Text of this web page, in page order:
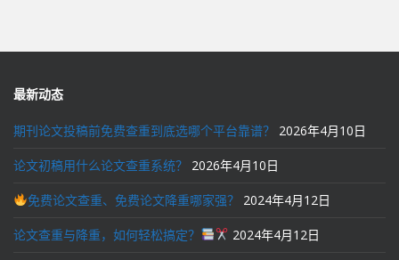
最新动态
期刊论文投稿前免费查重到底选哪个平台靠谱？ 2026年4月10日
论文初稿用什么论文查重系统？ 2026年4月10日
免费论文查重、免费论文降重哪家强？ 2024年4月12日
论文查重与降重，如何轻松搞定？ 2024年4月12日